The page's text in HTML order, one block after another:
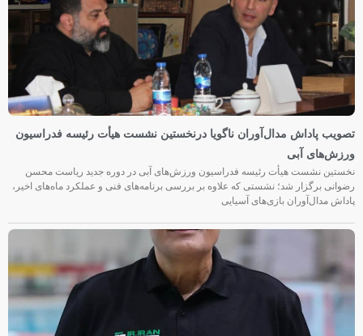
تصویب پاداش مدال‌آوران ناگویا درنخستین نشست هیأت رئیسه فدراسیون
ورزش‌های آبی
نخستین نشست هیأت رئیسه فدراسیون ورزش‌های آبی در دوره جدید ریاست محسن
رضوانی برگزار شد؛ نشستی که علاوه بر بررسی برنامه‌های فنی و عملکرد ماه‌های اخیر،
پاداش مدال‌آوران بازی‌های آسیایی